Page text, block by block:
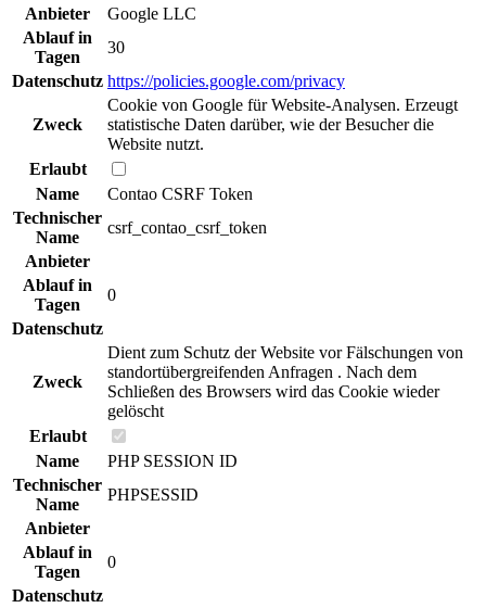
Anbieter
Google LLC
Ablauf in
Tagen
30
Datenschutz https://policies.google.com/privacy
Zweck
Cookie von Google für Website-Analysen. Erzeugt
statistische Daten darüber, wie der Besucher die
Website nutzt.
Erlaubt
Name
Contao CSRF Token
Technischer
Name
csrf_contao_csrf_token
Anbieter
Ablauf in
Tagen
0
Datenschutz
Zweck
Dient zum Schutz der Website vor Fälschungen von
standortübergreifenden Anfragen . Nach dem
Schließen des Browsers wird das Cookie wieder
gelöscht
Erlaubt
Name
PHP SESSION ID
Technischer
Name
PHPSESSID
Anbieter
Ablauf in
Tagen
0
Datenschutz